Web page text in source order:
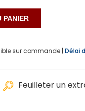
sur commande | Délai
Feuilleter un